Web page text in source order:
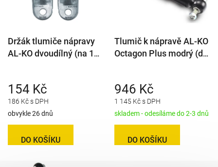
Držák tlumiče nápravy
AL-KO dvoudílný (na 1
186 Kč s DPH
154 Kč
obvykle 26 dnů
DO KOŠÍKU
Tlumič k nápravě AL-KO
Octagon Plus modrý (do
1 145 Kč s DPH
946 Kč
skladem - odesíláme do 2-3 dnů
DO KOŠÍKU